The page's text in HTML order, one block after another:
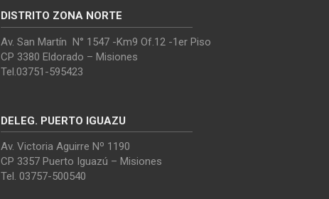
DISTRITO ZONA NORTE
Av. San Martín N° 1547 -Km9 Of.12 -1er Piso
CP 3380 Eldorado – Misiones
Tel.03751-595423
DELEG. PUERTO IGUAZU
Av. Victoria Aguirre Nº 1190
CP 3357 Puerto Iguazú – Misiones
Tel. 03757-500540